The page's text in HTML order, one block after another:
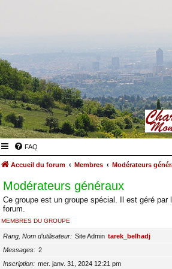
FAQ
Accueil du forum Membres Modérateurs
Modérateurs généraux
Ce groupe est un groupe spécial. Il est géré par
forum.
MEMBRES DU GROUPE
Rang, Nom d’utilisateur Site Admin tarek_belhadj
Messages
2
Inscription
mer. janv. 31, 2024 12:21 pm